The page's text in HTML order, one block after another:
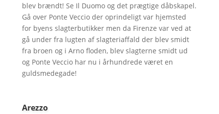
blev brændt! Se Il Duomo og det prægtige dåbskapel.
Gå over Ponte Veccio der oprindeligt var hjemsted
for byens slagterbutikker men da Firenze var ved at
gå under fra lugten af slagteriaffald der blev smidt
fra broen og i Arno floden, blev slagterne smidt ud
og Ponte Veccio har nu i århundrede været en
guldsmedegade!
Arezzo